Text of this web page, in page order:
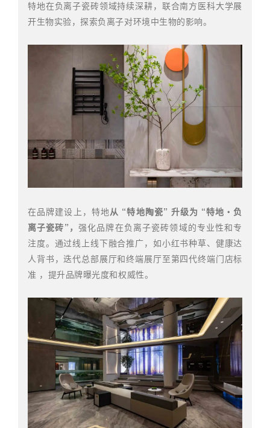
特地在负离子瓷砖领域持续深耕，联合南方医科大学展
开生物实验，探索负离子对环境中生物的影响。
在品牌建设上，特地从 “特地陶瓷” 升级为 “特地・负
离子瓷砖”， 强化品牌在负离子瓷砖领域的专业性和专
注度。通过线上线下融合推广，如小红书种草、健康达
人背书，迭代总部展厅和终端展厅至第四代终端门店标
准 ，提升品牌曝光度和权威性。